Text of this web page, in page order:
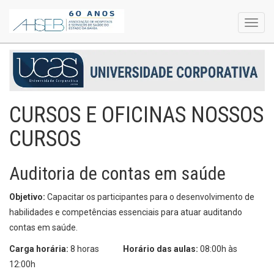
CURSOS E OFICINAS NOSSOS
CURSOS
Auditoria de contas em saúde
Objetivo: Capacitar os participantes para o desenvolvimento de
habilidades e competências essenciais para atuar auditando
contas em saúde.
Carga horária: 8 horas Horário das aulas: 08:00h às
12:00h